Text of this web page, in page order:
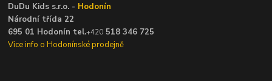
DuDu Kids s.r.o. - Hodonín
Národní třída 22
695 01 Hodonín tel.+420 518 346 725
Vice info o Hodonínské prodejně